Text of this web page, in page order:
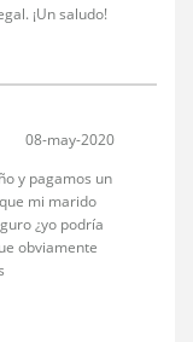
¡Un saludo!
08-may-2020
y pagamos un
mi marido
¿yo podría
obviamente